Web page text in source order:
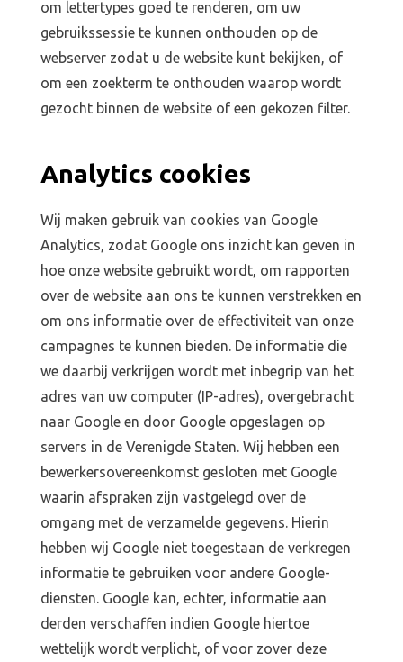
Home
Blog
Over ons
Contact
om lettertypes goed te renderen, om uw
gebruikssessie te kunnen onthouden op de
webserver zodat u de website kunt bekijken, of
om een zoekterm te onthouden waarop wordt
gezocht binnen de website of een gekozen filter.
Analytics cookies
Wij maken gebruik van cookies van Google
Analytics, zodat Google ons inzicht kan geven in
hoe onze website gebruikt wordt, om rapporten
over de website aan ons te kunnen verstrekken en
om ons informatie over de effectiviteit van onze
campagnes te kunnen bieden. De informatie die
we daarbij verkrijgen wordt met inbegrip van het
adres van uw computer (IP-adres), overgebracht
naar Google en door Google opgeslagen op
servers in de Verenigde Staten. Wij hebben een
bewerkersovereenkomst gesloten met Google
waarin afspraken zijn vastgelegd over de
omgang met de verzamelde gegevens. Hierin
hebben wij Google niet toegestaan de verkregen
informatie te gebruiken voor andere Google-
diensten. Google kan, echter, informatie aan
derden verschaffen indien Google hiertoe
wettelijk wordt verplicht, of voor zover deze